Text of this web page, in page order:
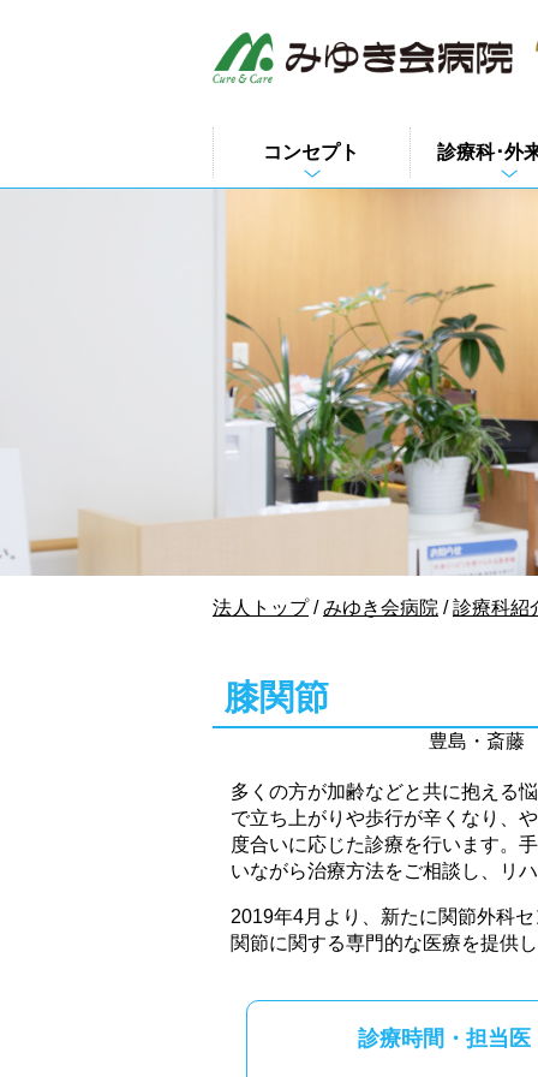
コンセプト 診療科･外
現
位
置：
法人トップ/みゆき会病院 /診療科紹
膝関節
豊島・斎藤
多くの方が加齢などと共に抱える
で立ち上がりや歩行が辛くなり、
度合いに応じた診療を行います。
いながら治療方法をご相談し、リ
2019年4月より、新たに関節外科
関節に関する専門的な医療を提
診療時間・担当医